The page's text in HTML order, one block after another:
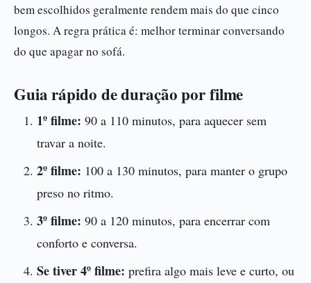
bem escolhidos geralmente rendem mais do que cinco
longos. A regra prática é: melhor terminar conversando
do que apagar no sofá.
Guia rápido de duração por filme
1º filme: 90 a 110 minutos, para aquecer sem
travar a noite.
2º filme: 100 a 130 minutos, para manter o grupo
preso no ritmo.
3º filme: 90 a 120 minutos, para encerrar com
conforto e conversa.
Se tiver 4º filme: prefira algo mais leve e curto, ou